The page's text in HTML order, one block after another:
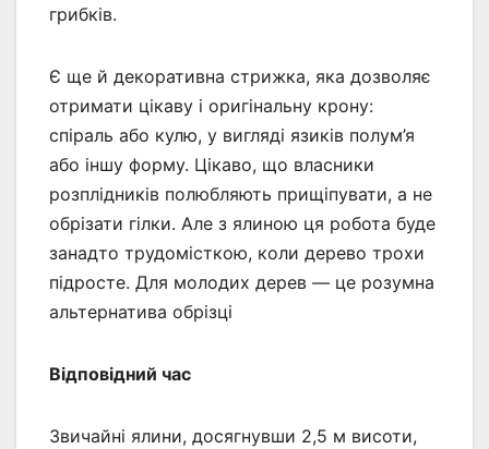
грибків.
Є ще й декоративна стрижка, яка дозволяє
отримати цікаву і оригінальну крону:
спіраль або кулю, у вигляді язиків полум’я
або іншу форму. Цікаво, що власники
розплідників полюбляють прищіпувати, а не
обрізати гілки. Але з ялиною ця робота буде
занадто трудомісткою, коли дерево трохи
підросте. Для молодих дерев — це розумна
альтернатива обрізці
Відповідний час
Звичайні ялини, досягнувши 2,5 м висоти,